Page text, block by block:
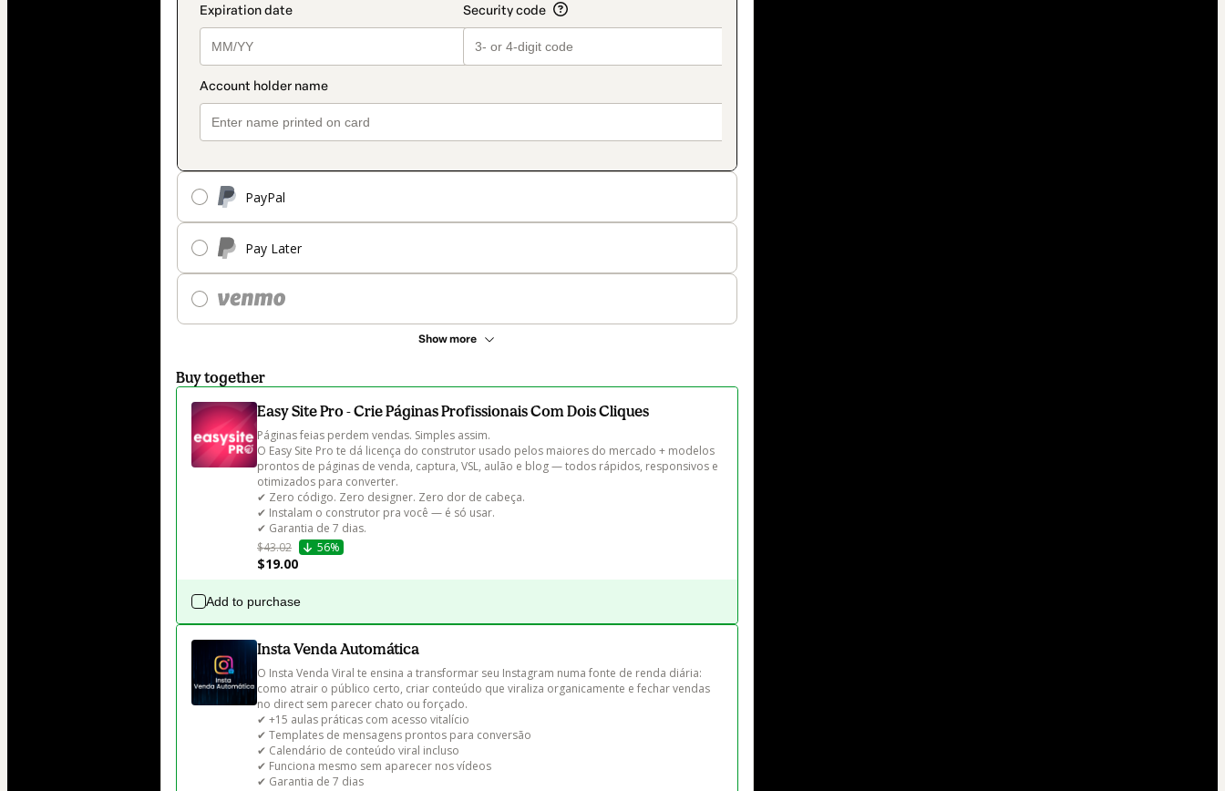
PayPal
Pay Later
Show more
Buy together
Easy Site Pro - Crie Páginas Profissionais Com Dois Cliques
Páginas feias perdem vendas. Simples assim.
O Easy Site Pro te dá licença do construtor usado pelos maiores do mercado + modelos
prontos de páginas de venda, captura, VSL, aulão e blog — todos rápidos, responsivos e
otimizados para converter.
✔ Zero código. Zero designer. Zero dor de cabeça.
✔ Instalam o construtor pra você — é só usar.
✔ Garantia de 7 dias.
$43.02
56%
$19.00
Add to purchase
Insta Venda Automática
O Insta Venda Viral te ensina a transformar seu Instagram numa fonte de renda diária:
como atrair o público certo, criar conteúdo que viraliza organicamente e fechar vendas
no direct sem parecer chato ou forçado.
✔ +15 aulas práticas com acesso vitalício
✔ Templates de mensagens prontos para conversão
✔ Calendário de conteúdo viral incluso
✔ Funciona mesmo sem aparecer nos vídeos
✔ Garantia de 7 dias